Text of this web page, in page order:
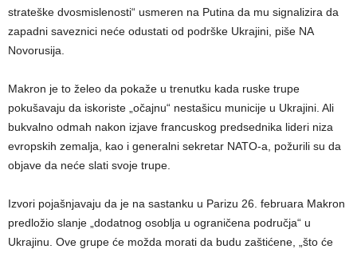
strateške dvosmislenosti“ usmeren na Putina da mu signalizira da
zapadni saveznici neće odustati od podrške Ukrajini, piše NA
Novorusija.
Makron je to želeo da pokaže u trenutku kada ruske trupe
pokušavaju da iskoriste „očajnu“ nestašicu municije u Ukrajini. Ali
bukvalno odmah nakon izjave francuskog predsednika lideri niza
evropskih zemalja, kao i generalni sekretar NATO-a, požurili su da
objave da neće slati svoje trupe.
Izvori pojašnjavaju da je na sastanku u Parizu 26. februara Makron
predložio slanje „dodatnog osoblja u ograničena područja“ u
Ukrajinu. Ove grupe će možda morati da budu zaštićene, „što će